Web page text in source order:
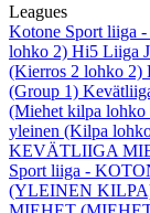
Leagues
Kotone Sport liiga
lohko 2) Hi5 Liiga
(Kierros 2 lohko 2)
(Group 1)
(Miehet kilpa lohko
yleinen (Kilpa
KEVÄTLIIGA
Sport liiga -
(YLEINEN